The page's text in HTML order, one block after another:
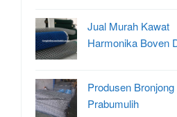
Jual Murah Kawat
Harmonika Boven
Produsen
Prabumulih